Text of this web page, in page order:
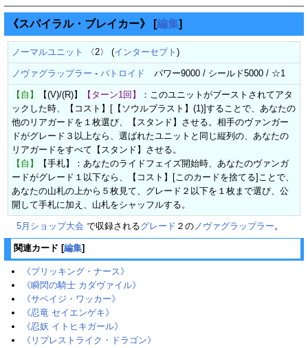
《スパイラル・ブレイカー》 [編集]
ノーマルユニット 〈2〉 (インターセプト )
ノヴァグラップラー - バトロイド パワー9000 / シールド5000 / ☆1
【自】 【(V)/(R)】 【ターン1回】
：このユニットがブーストされてアタ
ックした時、【コスト】[【ソウルブラスト】(1)]することで、あなたの
他のリアガードを１枚選び、【スタンド】させる。相手のヴァンガー
ドがグレード３以上なら、選ばれたユニットと同じ縦列の、あなたの
リアガードをすべて【スタンド】させる。
【自】
【手札】：あなたのライドフェイズ開始時、あなたのヴァンガ
ードがグレード１以下なら、【コスト】[このカードを捨てる]ことで、
あなたの山札の上から５枚見て、グレード２以下を１枚まで選び、公
開して手札に加え、山札をシャッフルする。
5月ショップ大会 で収録されるグレード ２のノヴァグラップラー。
関連カード [編集]
《プリッキング・ナース》
《瞬閃の騎士 カダヴァイル》
《サベイジ・ワッカー》
《忍竜 セイエンゲキ》
《忍妖 イトヒキガール》
《リプレストライク・ドラゴン》